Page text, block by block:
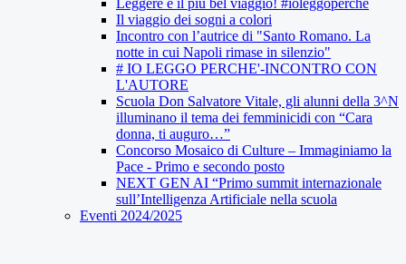
Leggere è il più bel viaggio! #ioleggoperchè
Il viaggio dei sogni a colori
Incontro con l’autrice di "Santo Romano. La
notte in cui Napoli rimase in silenzio"
# IO LEGGO PERCHE'-INCONTRO CON
L'AUTORE
Scuola Don Salvatore Vitale, gli alunni della 3^N
illuminano il tema dei femminicidi con “Cara
donna, ti auguro…”
Concorso Mosaico di Culture – Immaginiamo la
Pace - Primo e secondo posto
NEXT GEN AI “Primo summit internazionale
sull’Intelligenza Artificiale nella scuola
Eventi 2024/2025